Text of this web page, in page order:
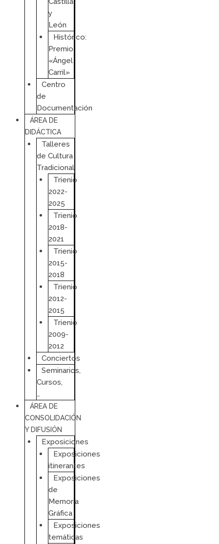
y
León
Histórico:
Premio
«Ángel
Carril»
Centro
de
Documentación
ÁREA DE
DIDÁCTICA
Talleres
de Cultura
Tradicional
Trienio
2022-
2025
Trienio
2018-
2021
Trienio
2015-
2018
Trienio
2012-
2015
Trienio
2009-
2012
Conciertos
Seminarios,
Cursos,
…
ÁREA DE
CONSOLIDACIÓN
Y DIFUSIÓN
Exposiciones
Exposiciones
itinerantes
Exposiciones
de
Memoria
Gráfica
Exposiciones
temáticas